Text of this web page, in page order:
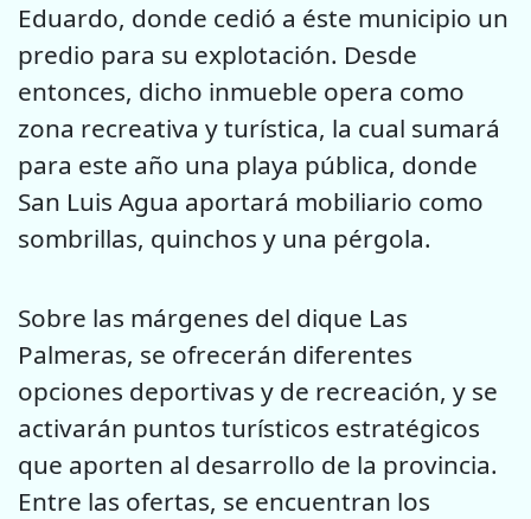
Eduardo, donde cedió a éste municipio un
predio para su explotación. Desde
entonces, dicho inmueble opera como
zona recreativa y turística, la cual sumará
para este año una playa pública, donde
San Luis Agua aportará mobiliario como
sombrillas, quinchos y una pérgola.
Sobre las márgenes del dique Las
Palmeras, se ofrecerán diferentes
opciones deportivas y de recreación, y se
activarán puntos turísticos estratégicos
que aporten al desarrollo de la provincia.
Entre las ofertas, se encuentran los